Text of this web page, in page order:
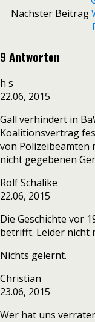
Nächster Beitrag
9 Antworten
h s
22.06, 2015
Gall verhindert in
Koalitionsvertrag
von Polizeibeamten
nicht gegebenen
Rolf Schälike
22.06, 2015
Die Geschichte vor
betrifft. Leider nicht
Nichts gelernt.
Christian
23.06, 2015
Wer hat uns